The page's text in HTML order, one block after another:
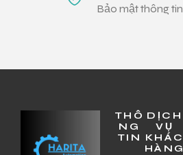
Bảo mật thông
THÔ
NG
TIN
DỊCH
VỤ
KHÁC
HÀNG